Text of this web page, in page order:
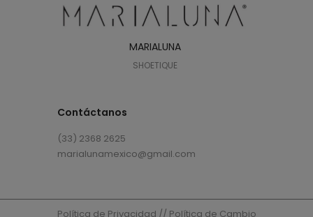
MARIALUNA
SHOETIQUE
Contáctanos
(33) 2368 2625
marialunamexico@gmail.com
Política de Privacidad // Política de Cambio